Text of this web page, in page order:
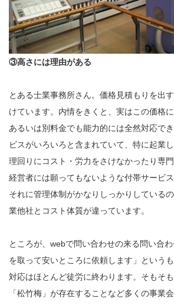
③高さには理由がある
とある士業事務所さん。価格見積もりを出
けています。内情をきくと、実はこの価格
あるいは別料金でも能力的には全然対応で
ビスがいろいろと含まれていて、特に起業
理回りにコスト・労力をさけなかったり専
経営者には願ってもないような付帯サービス
それに管理体制がかなりしっかりしている
業他社とコスト体質が違っています。
ところが、webで問い合わせの来る問い合
を取って安いところに依頼します」という
対応はほとんど徒労に終わります。そもそ
「松竹梅」が存在することなど多くの事業